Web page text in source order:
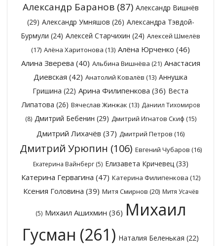
Александр Баранов(87) Александр Вишнёв
(29) Александр Умняшов (26) Александра Тэвдой-
Бурмули (24) Алексей Старчихин (24) Алексей Шмелёв
(17) Алёна Харитонова (13) Алёна Юрченко (46)
Алина Зверева (40) Альбина Вишнёва (21) Анастасия
Диевская (42) Анатолий Ковалёв (13) Аннушка
Гришина (22) Арина Филипенкова (36) Веста
Липатова (26) Вячеслав Жинжак (13) Даниил Тихомиров
(8) Дмитрий Бебенин (29) Дмитрий Игнатов Скиф (15)
Дмитрий Лихачёв (37) Дмитрий Петров (16)
Дмитрий Урюпин (106) Евгений Чубаров (16)
Екатерина Вайнберг(5) Елизавета Кричевец(33)
Катерина Гервагина (47) Катерина Филипенкова (12)
Ксения Головина (39) Митя Смирнов (20) Митя Усачёв
(5) Михаил Ашихмин (36) Михаил
Гусман (261) Наталия Беленькая (22)